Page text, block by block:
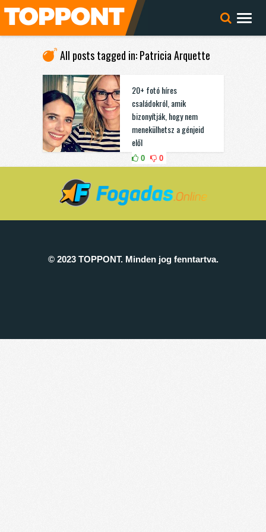
All posts tagged in: Patricia Arquette
20+ fotó híres
családokról, amik
bizonyítják, hogy nem
menekülhetsz a génjeid
elől
0 0
© 2023 TOPPONT. Minden jog fenntartva.